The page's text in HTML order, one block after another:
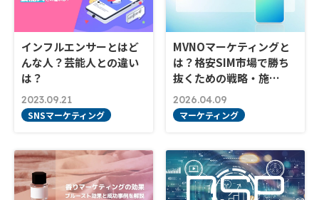
インフルエンサーとはど
んな人？芸能人との違い
は？
2023.09.21
SNSマーケティング
MVNOマーケティングと
は？格安SIM市場で勝ち
抜くための戦略・施…
2026.04.09
マーケティング